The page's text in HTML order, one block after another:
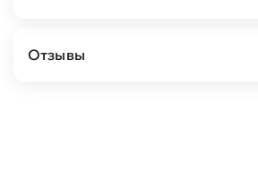
Отзывы